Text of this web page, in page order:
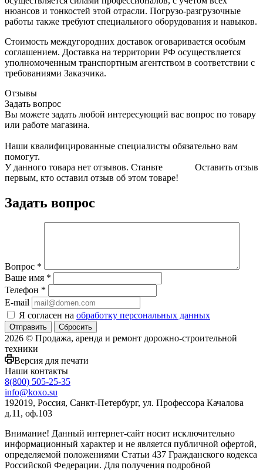
нюансов и тонкостей этой отрасли. Погрузо-разгрузочные
работы также требуют специального оборудования и навыков.
Стоимость междугородних доставок оговаривается особым
соглашением. Доставка на территории РФ осуществляется
уполномоченным транспортным агентством в соответствии с
требованиями Заказчика.
Отзывы
Задать вопрос
Вы можете задать любой интересующий вас вопрос по товару
или работе магазина.
Наши квалифицированные специалисты обязательно вам
помогут.
Оставить отзыв
У данного товара нет отзывов. Станьте
первым, кто оставил отзыв об этом товаре!
Задать вопрос
Вопрос *
Ваше имя *
Телефон *
E-mail
Я согласен на обработку персональных данных
Сбросить
2026 © Продажа, аренда и ремонт дорожно-строительной
техники
Версия для печати
Наши контакты
8(800) 505-25-35
info@koxo.su
192019, Россия, Санкт-Петербург, ул. Профессора Качалова
д.11, оф.103
Внимание! Данный интернет-сайт носит исключительно
информационный характер и не является публичной офертой,
определяемой положениями Статьи 437 Гражданского кодекса
Российской Федерации. Для получения подробной